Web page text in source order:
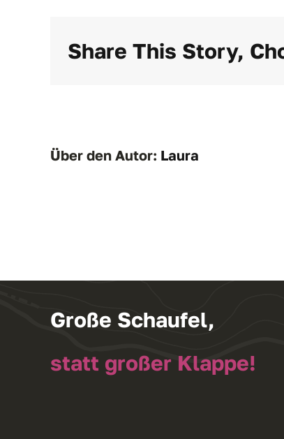
Share This Story,
Über den Autor: Laura
Große Schaufel,
statt großer Klappe!